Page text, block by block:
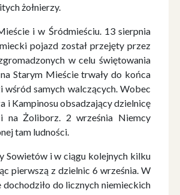
żołnierzy.
i w Śródmieściu. 13 sierpnia
pojazd został przejęty przez
w celu świętowania
Starym Mieście trwały do końca
wśród samych walczących. Wobec
i Kampinosu obsadzający dzielnicę
na Żoliborz. 2 września Niemcy
tam ludności.
Sowietów i w ciągu kolejnych kilku
pierwszą z dzielnic 6 września. W
do licznych niemieckich